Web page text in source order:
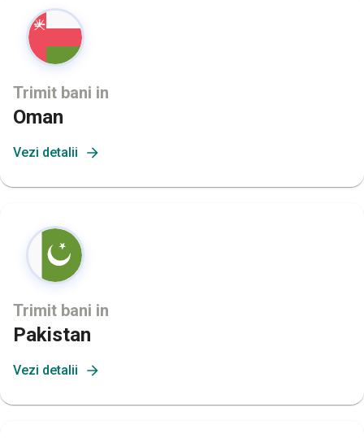
Trimit bani in
Oman
Vezi detalii
Trimit bani in
Pakistan
Vezi detalii